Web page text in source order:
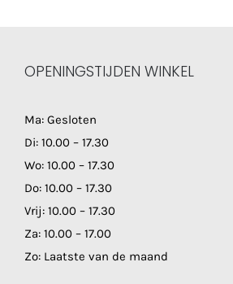
OPENINGSTIJDEN WINKEL
Ma: Gesloten
Di: 10.00 – 17.30
Wo: 10.00 – 17.30
Do: 10.00 – 17.30
Vrij: 10.00 – 17.30
Za: 10.00 – 17.00
Zo: Laatste van de maand